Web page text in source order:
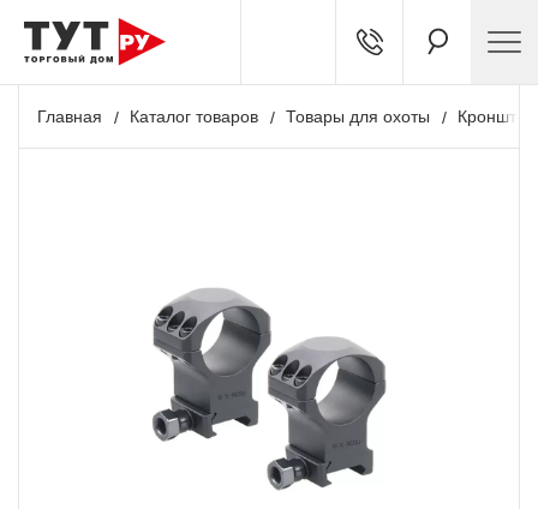
Главная Каталог товаров Товары для охоты